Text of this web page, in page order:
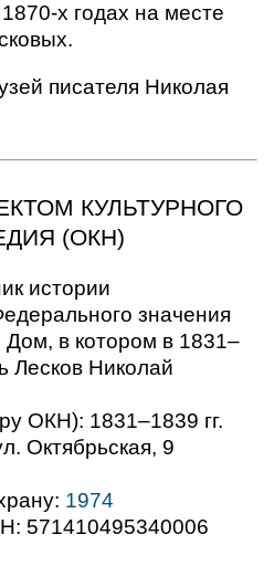
х годах на месте
писателя Николая
КУЛЬТУРНОГО
(ОКН)
истории
значения
Дом, в котором в 1831–
Лесков Николай
ОКН): 1831–1839 гг.
Октябрьская, 9
1974
571410495340006